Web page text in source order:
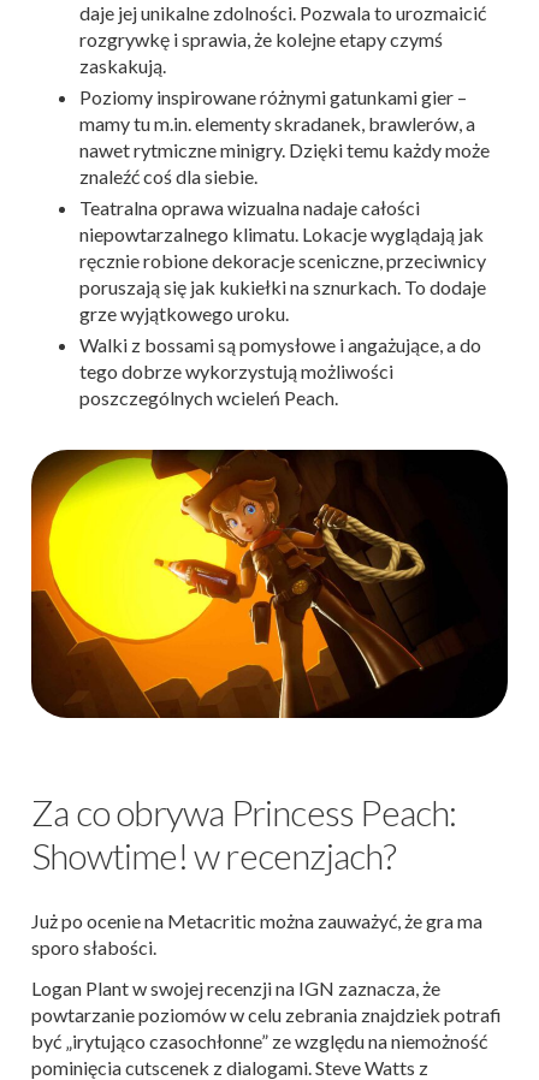
daje jej unikalne zdolności. Pozwala to urozmaicić
rozgrywkę i sprawia, że kolejne etapy czymś
zaskakują.
Poziomy inspirowane różnymi gatunkami gier –
mamy tu m.in. elementy skradanek, brawlerów, a
nawet rytmiczne minigry. Dzięki temu każdy może
znaleźć coś dla siebie.
Teatralna oprawa wizualna nadaje całości
niepowtarzalnego klimatu. Lokacje wyglądają jak
ręcznie robione dekoracje sceniczne, przeciwnicy
poruszają się jak kukiełki na sznurkach. To dodaje
grze wyjątkowego uroku.
Walki z bossami są pomysłowe i angażujące, a do
tego dobrze wykorzystują możliwości
poszczególnych wcieleń Peach.
Za co obrywa Princess Peach:
Showtime! w recenzjach?
Już po ocenie na Metacritic można zauważyć, że gra ma
sporo słabości.
Logan Plant w swojej recenzji na IGN zaznacza, że
powtarzanie poziomów w celu zebrania znajdziek potrafi
być „irytująco czasochłonne” ze względu na niemożność
pominięcia cutscenek z dialogami. Steve Watts z